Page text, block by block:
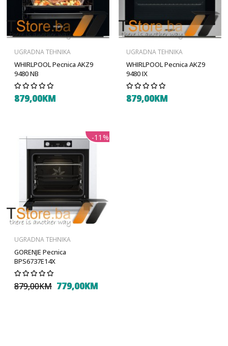
UGRADNA TEHNIKA
WHIRLPOOL Pecnica AKZ9
9480 NB
879,00KM
UGRADNA TEHNIKA
WHIRLPOOL Pecnica AKZ9
9480 IX
879,00KM
-11%
UGRADNA TEHNIKA
GORENJE Pecnica
BPS6737E14X
879,00KM 779,00KM